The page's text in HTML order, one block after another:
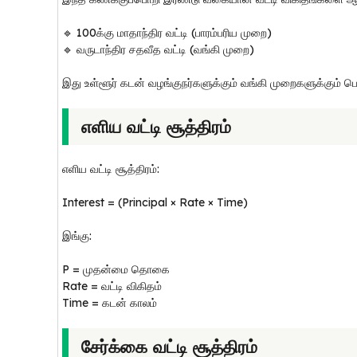
🔹 ₹100க்கு மாதாந்திர வட்டி (பாரம்பரிய முறை)
🔹 வருடாந்திர சதவீத வட்டி (வங்கி முறை)
இது உள்ளூர் கடன் வழங்குநர்களுக்கும் வங்கி முறைகளுக்கும்
எளிய வட்டி சூத்திரம்
எளிய வட்டி சூத்திரம்:
Interest = (Principal × Rate × Time)
இங்கு:
P = முதன்மை தொகை
Rate = வட்டி விகிதம்
Time = கடன் காலம்
சேர்க்கை வட்டி சூத்திரம்